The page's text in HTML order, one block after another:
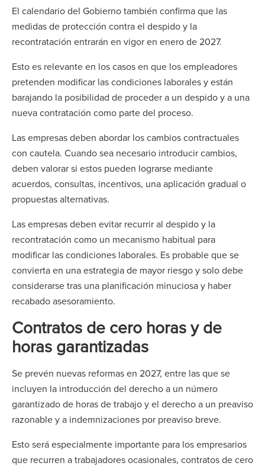
El calendario del Gobierno también confirma que las
medidas de protección contra el despido y la
recontratación entrarán en vigor en enero de 2027.
Esto es relevante en los casos en que los empleadores
pretenden modificar las condiciones laborales y están
barajando la posibilidad de proceder a un despido y a una
nueva contratación como parte del proceso.
Las empresas deben abordar los cambios contractuales
con cautela. Cuando sea necesario introducir cambios,
deben valorar si estos pueden lograrse mediante
acuerdos, consultas, incentivos, una aplicación gradual o
propuestas alternativas.
Las empresas deben evitar recurrir al despido y la
recontratación como un mecanismo habitual para
modificar las condiciones laborales. Es probable que se
convierta en una estrategia de mayor riesgo y solo debe
considerarse tras una planificación minuciosa y haber
recabado asesoramiento.
Contratos de cero horas y de
horas garantizadas
Se prevén nuevas reformas en 2027, entre las que se
incluyen la introducción del derecho a un número
garantizado de horas de trabajo y el derecho a un preaviso
razonable y a indemnizaciones por preaviso breve.
Esto será especialmente importante para los empresarios
que recurren a trabajadores ocasionales, contratos de cero